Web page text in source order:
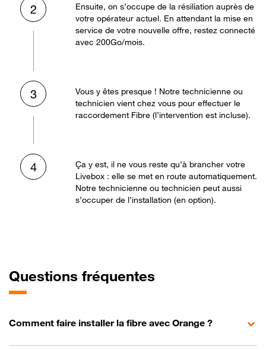
2
Ensuite, on s’occupe de la résiliation auprès de
votre opérateur actuel. En attendant la mise en
service de votre nouvelle offre, restez connecté
avec 200Go/mois.
3
Vous y êtes presque ! Notre technicienne ou
technicien vient chez vous pour effectuer le
raccordement Fibre (l’intervention est incluse).
4
Ça y est, il ne vous reste qu’à brancher votre
Livebox : elle se met en route automatiquement.
Notre technicienne ou technicien peut aussi
s’occuper de l’installation (en option).
Questions fréquentes
Comment faire installer la fibre avec Orange ?